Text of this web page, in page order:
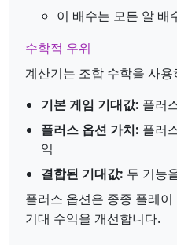
이 배수는 모든 알 배
수학적 우위
계산기는 조합 수학을 사
기본 게임 기대값: 플러
플러스 옵션 가치: 플러
익
결합된 기대값: 두 기능
플러스 옵션은 종종 플레
기대 수익을 개선합니다.